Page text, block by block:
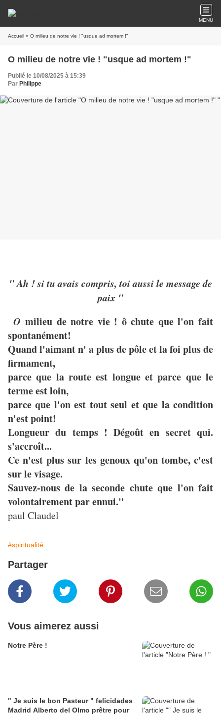
MENU
Accueil » O milieu de notre vie ! "usque ad mortem !"
O milieu de notre vie ! "usque ad mortem !"
Publié le 10/08/2025 à 15:39
Par Philippe
" Ah ! si tu avais compris, toi aussi le message de
paix "
Omilieu de notre vie ! ô chute que l'on fait
spontanément!
Quand l'aimant n' a plus de pôle et la foi plus de
firmament,
parce que la route est longue et parce que le
terme est loin,
parce que l'on est tout seul et que la condition
n'est point!
Longueur du temps ! Dégoût en secret qui.
s'accroît...
Ce n'est plus sur les genoux qu'on tombe, c'est
sur le visage.
Sauvez-nous de la seconde chute que l'on fait
volontairement par ennui."
paul Claudel
#spiritualité
Partager
Vous aimerez aussi
Notre Père !
" Je suis le bon Pasteur " felicidades
Madrid Alberto del Olmo prêtre pour